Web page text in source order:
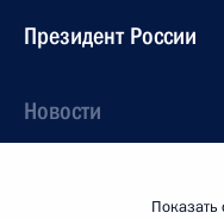
Президент России
Новости